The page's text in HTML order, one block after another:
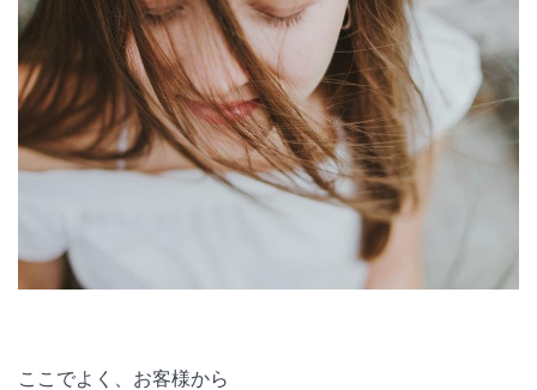
ここでよく、お客様から